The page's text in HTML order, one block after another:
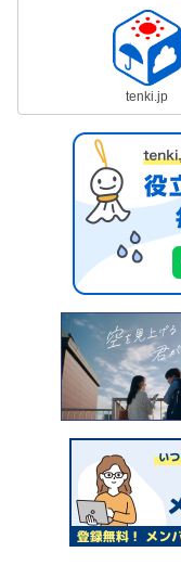
tenki.jp